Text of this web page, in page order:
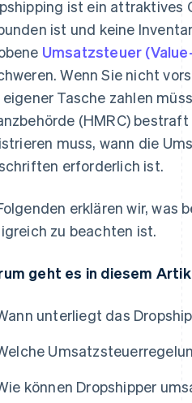
ist ein attraktives
ist und keine
Umsatzsteuer
Wenn Sie nicht
Tasche zahlen
(HMRC)
muss, wann die
erforderlich ist.
erklären wir, was
zu beachten ist.
geht es in diesem
unterliegt das
können Dropshipper